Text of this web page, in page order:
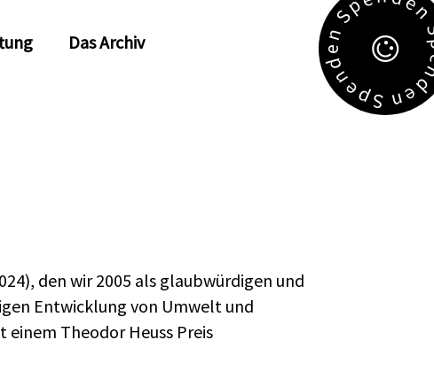
Das Archiv
S
p
e
n
d
e
n
S
p
e
n
den wir 2005 als glaubwürdigen und
Entwicklung von Umwelt und
Theodor Heuss Preis